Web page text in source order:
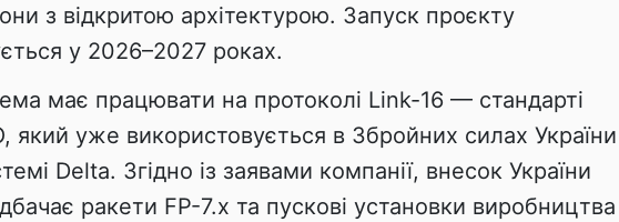
з відкритою архітектурою. Запуск проєкту
у 2026–2027 роках.
має працювати на протоколі Link-16 — стандарті
який уже використовується в Збройних силах України
Delta. Згідно із заявами компанії, внесок України
ракети FP-7.x та пускові установки виробництва